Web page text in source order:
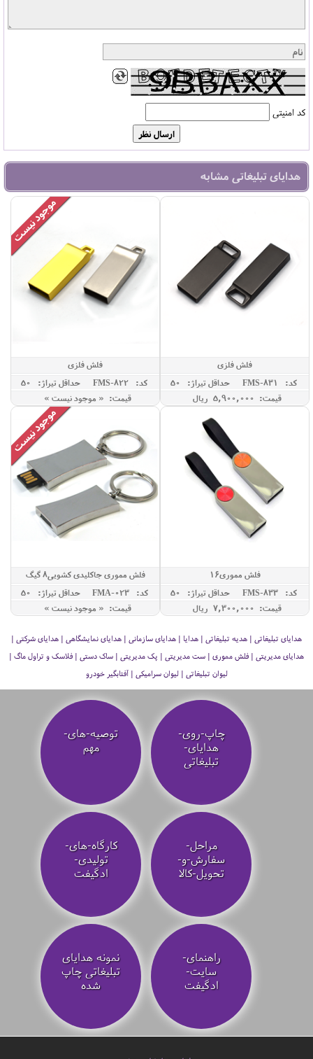
کد امنیتی
هدایای تبلیغاتی مشابه
فلش فلزی
کد: FMS-831
حداقل تيراژ: 50
قیمت: 5,900,000 ريال
فلش فلزی
کد: FMS-822
حداقل تيراژ: 50
قیمت: « موجود نیست »
فلش مموری16
کد: FMS-833
حداقل تيراژ: 50
قیمت: 7,300,000 ريال
فلش مموری جاکلیدی کشویی8 گیگ
کد: FMA-023
حداقل تيراژ: 50
قیمت: « موجود نیست »
هدایای تبلیغاتی | هدیه تبلیغاتی | هدایا | هدایای سازمانی | هدایای نمایشگاهی | هدایای شرکتی |
هدایای مدیریتی | فلش مموری | ست مدیریتی | پک مدیریتی | ساک دستی | فلاسک و تراول ماگ |
لیوان تبلیغاتی | لیوان سرامیکی | آفتابگیر خودرو
چاپ-روی-
هدایای-
تبلیغاتی
توصیه‌-های-
مهم
مراحل-
سفارش-و-
تحویل-کالا
کارگاه-های-
تولیدی-
ادگیفت
راهنمای-
سایت-
ادگیفت
نمونه هدایای
تبلیغاتی چاپ
شده